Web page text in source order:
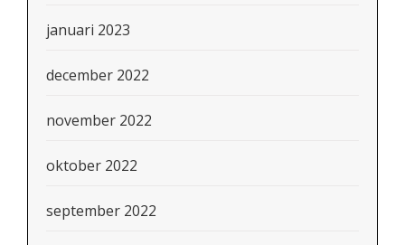
januari 2023
december 2022
november 2022
oktober 2022
september 2022